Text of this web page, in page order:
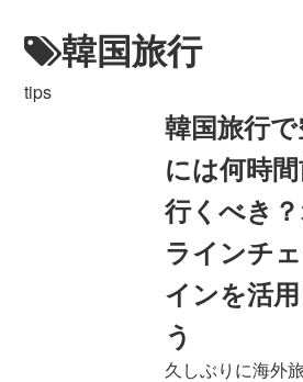
韓国旅行
tips
韓国旅行
には何時
行くべき
ラインチ
インを活
う
久しぶりに海外